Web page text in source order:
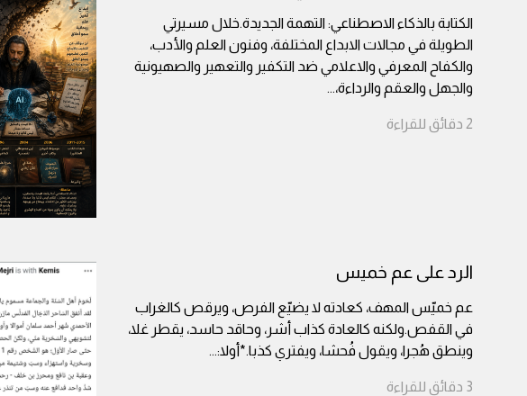
الكتابة بالذكاء الاصطناعي: التهمة الجديدة.خلال مسيرتي
الطويلة في مجالات الابداع المختلفة، وفنون العلم والأدب،
والكفاح المعرفي والاعلامي ضد التكفير والتعهير والصهيونية
والجهل والعقم والرداءة،...
2 دقائق للقراءة
الرد على عم خميس
عم خميّس المهف، كعادته لا يضيّع الفرص، ويرقص كالغراب
في القفص.ولكنه كالعادة كذاب أشر، وحاقد حاسد، يقطر غلا،
وينطق هُجرا، ويقول فُحشا، ويفتري كذبا.*أولا:...
3 دقائق للقراءة